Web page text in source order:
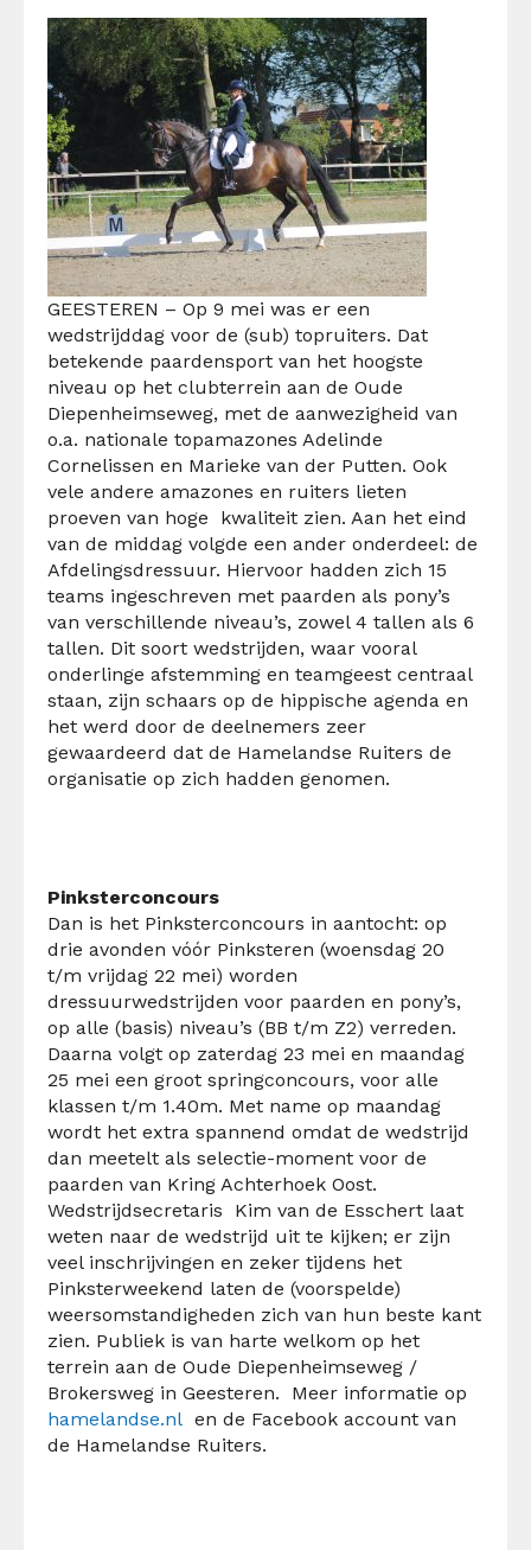
GEESTEREN – Op 9 mei was er een
wedstrijddag voor de (sub) topruiters. Dat
betekende paardensport van het hoogste
niveau op het clubterrein aan de Oude
Diepenheimseweg, met de aanwezigheid van
o.a. nationale topamazones Adelinde
Cornelissen en Marieke van der Putten. Ook
vele andere amazones en ruiters lieten
proeven van hoge kwaliteit zien. Aan het eind
van de middag volgde een ander onderdeel: de
Afdelingsdressuur. Hiervoor hadden zich 15
teams ingeschreven met paarden als pony’s
van verschillende niveau’s, zowel 4 tallen als 6
tallen. Dit soort wedstrijden, waar vooral
onderlinge afstemming en teamgeest centraal
staan, zijn schaars op de hippische agenda en
het werd door de deelnemers zeer
gewaardeerd dat de Hamelandse Ruiters de
organisatie op zich hadden genomen.
Pinksterconcours
Dan is het Pinksterconcours in aantocht: op
drie avonden vóór Pinksteren (woensdag 20
t/m vrijdag 22 mei) worden
dressuurwedstrijden voor paarden en pony’s,
op alle (basis) niveau’s (BB t/m Z2) verreden.
Daarna volgt op zaterdag 23 mei en maandag
25 mei een groot springconcours, voor alle
klassen t/m 1.40m. Met name op maandag
wordt het extra spannend omdat de wedstrijd
dan meetelt als selectie-moment voor de
paarden van Kring Achterhoek Oost.
Wedstrijdsecretaris Kim van de Esschert laat
weten naar de wedstrijd uit te kijken; er zijn
veel inschrijvingen en zeker tijdens het
Pinksterweekend laten de (voorspelde)
weersomstandigheden zich van hun beste kant
zien. Publiek is van harte welkom op het
terrein aan de Oude Diepenheimseweg /
Brokersweg in Geesteren. Meer informatie op
hamelandse.nl en de Facebook account van
de Hamelandse Ruiters.